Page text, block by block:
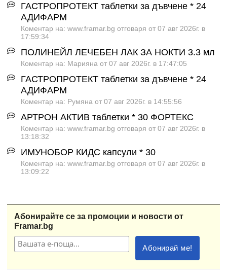
ГАСТРОПРОТЕКТ таблетки за дъвчене * 24
АДИФАРМ
Коментар на: www.framar.bg отговаря от 07 авг 2026г. в
17:59:34
ПОЛИНЕЙЛ ЛЕЧЕБЕН ЛАК ЗА НОКТИ 3.3 мл
Коментар на: Марияна от 07 авг 2026г. в 17:47:05
ГАСТРОПРОТЕКТ таблетки за дъвчене * 24
АДИФАРМ
Коментар на: Румяна от 07 авг 2026г. в 14:55:56
АРТРОН АКТИВ таблетки * 30 ФОРТЕКС
Коментар на: www.framar.bg отговаря от 07 авг 2026г. в
13:18:32
ИМУНОБОР КИДС капсули * 30
Коментар на: www.framar.bg отговаря от 07 авг 2026г. в
13:09:22
Абонирайте се за промоции и новости от
Framar.bg